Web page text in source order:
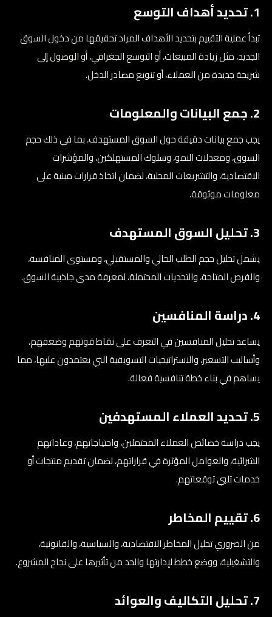
1. تحديد أهداف التوسع
تبدأ عملية التقييم بتحديد الأهداف المراد تحقيقها من دخول السوق
الجديد، مثل زيادة المبيعات، أو التوسع الجغرافي، أو الوصول إلى
شريحة جديدة من العملاء، أو تنويع مصادر الدخل.
2. جمع البيانات والمعلومات
يجب جمع بيانات دقيقة حول السوق المستهدف، بما في ذلك حجم
السوق، ومعدلات النمو، وسلوك المستهلكين، والمؤشرات
الاقتصادية، والتشريعات المحلية، لضمان اتخاذ قرارات مبنية على
معلومات موثوقة.
3. تحليل السوق المستهدف
يشمل تحليل حجم الطلب الحالي والمستقبلي، ومستوى المنافسة،
والفرص المتاحة، والتحديات المحتملة، لمعرفة مدى جاذبية السوق.
4. دراسة المنافسين
يساعد تحليل المنافسين في التعرف على نقاط قوتهم وضعفهم،
وأساليب التسعير، والاستراتيجيات التسويقية التي يعتمدون عليها، مما
يساهم في بناء خطة تنافسية فعالة.
5. تحديد العملاء المستهدفين
يجب دراسة خصائص العملاء المحتملين، واحتياجاتهم، وعاداتهم
الشرائية، والعوامل المؤثرة في قراراتهم، لضمان تقديم منتجات أو
خدمات تلبي توقعاتهم.
6. تقييم المخاطر
من الضروري تحليل المخاطر الاقتصادية، والسياسية، والقانونية،
والتشغيلية، ووضع خطط لإدارتها والحد من تأثيرها على نجاح المشروع.
7. تحليل التكاليف والعوائد